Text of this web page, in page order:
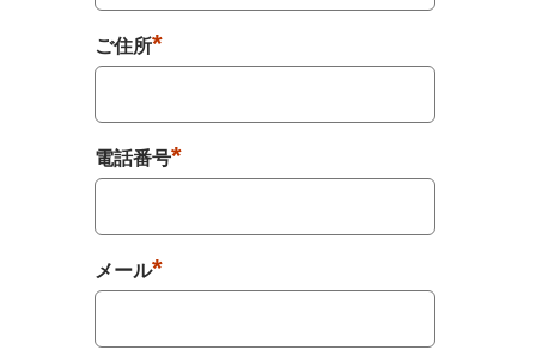
ご住所*
電話番号*
メール*